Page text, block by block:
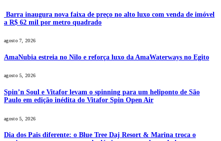
Barra inaugura nova faixa de preço no alto luxo com venda de imóvel
a R$ 62 mil por metro quadrado
agosto 7, 2026
AmaNubia estreia no Nilo e reforça luxo da AmaWaterways no Egito
agosto 5, 2026
Spin’n Soul e Vitafor levam o spinning para um heliponto de São
Paulo em edição inédita do Vitafor Spin Open Air
agosto 5, 2026
Dia dos Pais diferente: o Blue Tree Daj Resort & Marina troca o